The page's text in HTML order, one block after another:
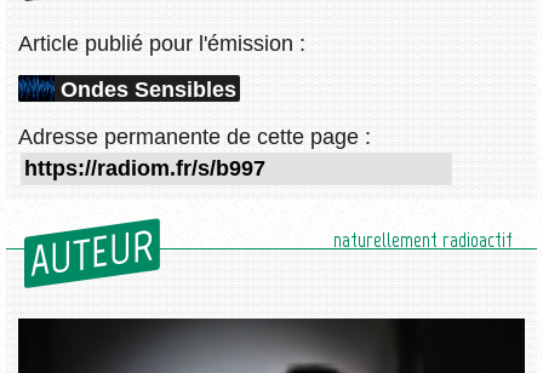
Article publié pour l'émission :
Ondes Sensibles
Adresse permanente de cette page :
AUTEUR naturellement radioactif